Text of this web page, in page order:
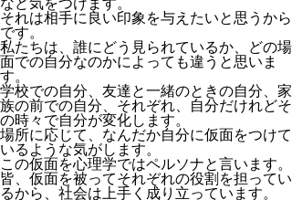
など気をつけます。
それは相手に良い印象を与えたいと思うから
です。
私たちは、誰にどう見られているか、どの場
面での自分なのかによっても違うと思いま
す。
学校での自分、友達と一緒のときの自分、家
族の前での自分、それぞれ、自分だけれどそ
の時々で自分が変化します。
場所に応じて、なんだか自分に仮面をつけて
いるような気がします。
この仮面を心理学ではペルソナと言います。
皆、仮面を被ってそれぞれの役割を担ってい
るから、社会は上手く成り立っています。